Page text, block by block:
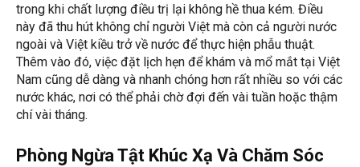
trong khi chất lượng điều trị lại không hề thua kém. Điều
này đã thu hút không chỉ người Việt mà còn cả người nước
ngoài và Việt kiều trở về nước để thực hiện phẫu thuật.
Thêm vào đó, việc đặt lịch hẹn để khám và mổ mắt tại Việt
Nam cũng dễ dàng và nhanh chóng hơn rất nhiều so với các
nước khác, nơi có thể phải chờ đợi đến vài tuần hoặc thậm
chí vài tháng.
Phòng Ngừa Tật Khúc Xạ Và Chăm Sóc